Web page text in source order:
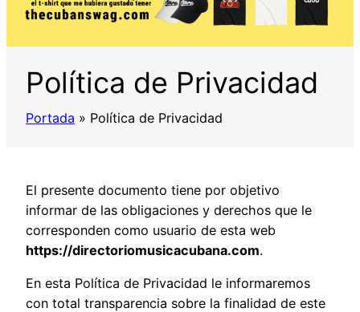
Política de Privacidad
Portada » Política de Privacidad
El presente documento tiene por objetivo
informar de las obligaciones y derechos que le
corresponden como usuario de esta web
https://directoriomusicacubana.com.
En esta Política de Privacidad le informaremos
con total transparencia sobre la finalidad de este